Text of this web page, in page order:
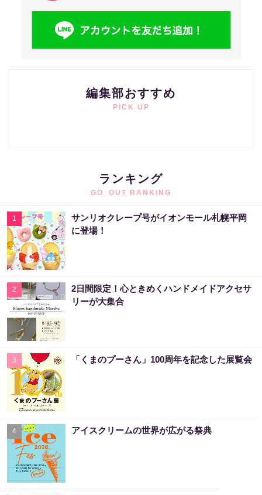
編集部おすすめ
PICK UP
ランキング
GO_OUT RANKING
1
サンリオクレープ号がイオンモール札幌平岡
に登場！
2
2日間限定！心ときめくハンドメイドアクセサ
リーが大集合
3 「くまのプーさん」100周年を記念した展覧会
4 アイスクリームの世界が広がる祭典